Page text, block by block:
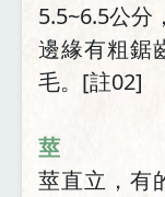
5.5~6.5公分
邊緣有粗鋸
毛。[註02]
莖
莖直立，有